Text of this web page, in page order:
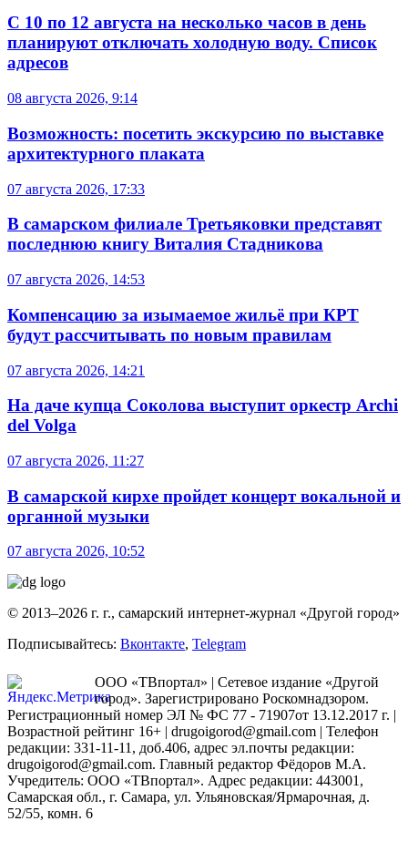
С 10 по 12 августа на несколько часов в день
планируют отключать холодную воду. Список
адресов
08 августа 2026, 9:14
Возможность: посетить экскурсию по выставке
архитектурного плаката
07 августа 2026, 17:33
В самарском филиале Третьяковки представят
последнюю книгу Виталия Стадникова
07 августа 2026, 14:53
Компенсацию за изымаемое жильё при КРТ
будут рассчитывать по новым правилам
07 августа 2026, 14:21
На даче купца Соколова выступит оркестр Archi
del Volga
07 августа 2026, 11:27
В самарской кирхе пройдет концерт вокальной и
органной музыки
07 августа 2026, 10:52
© 2013–2026 г. г., самарский интернет-журнал «Другой город»
Подписывайтесь: Вконтакте, Telegram
ООО «ТВпортал» | Сетевое издание «Другой
город». Зарегистрировано Роскомнадзором.
Регистрационный номер ЭЛ № ФС 77 - 71907от 13.12.2017 г. |
Возрастной рейтинг 16+ | drugoigorod@gmail.com | Телефон
редакции: 331-11-11, доб.406, адрес эл.почты редакции:
drugoigorod@gmail.com. Главный редактор Фёдоров М.А.
Учредитель: ООО «ТВпортал». Адрес редакции: 443001,
Самарская обл., г. Самара, ул. Ульяновская/Ярмарочная, д.
52/55, комн. 6